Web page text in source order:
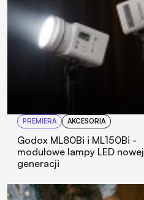
PREMIERA AKCESORIA
Godox ML80Bi i ML150Bi -
modułowe lampy LED nowej
generacji